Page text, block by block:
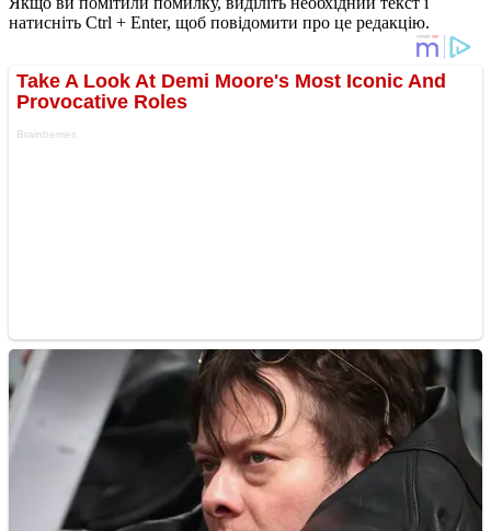
натисніть Ctrl + Enter, щоб повідомити про це редакцію.